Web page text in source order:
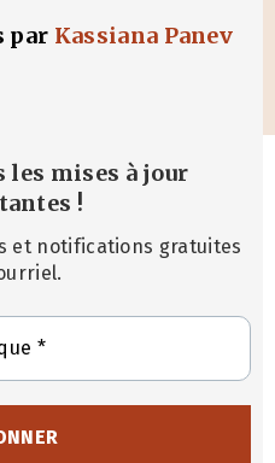
par Kassiana Panev
les mises à jour
!
et notifications gratuites